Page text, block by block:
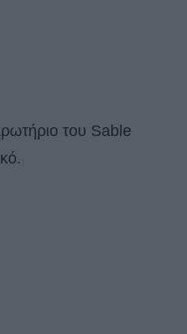
του Sable